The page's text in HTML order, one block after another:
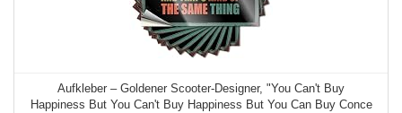
Aufkleber – Goldener Scooter-Designer, "You Can't Buy
Happiness But You Can't Buy Happiness But You Can Buy Conce